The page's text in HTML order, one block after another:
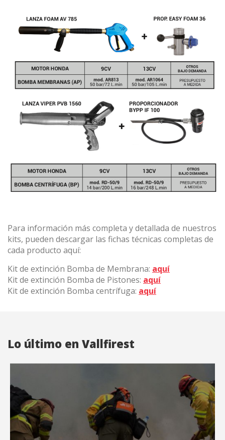
Para información más completa y detallada de nuestros
kits, pueden descargar las fichas técnicas completas de
cada producto aquí:
Kit de extinción Bomba de Membrana: aquí
Kit de extinción Bomba de Pistones: aquí
Kit de extinción Bomba centrífuga: aquí
Lo último en Vallfirest